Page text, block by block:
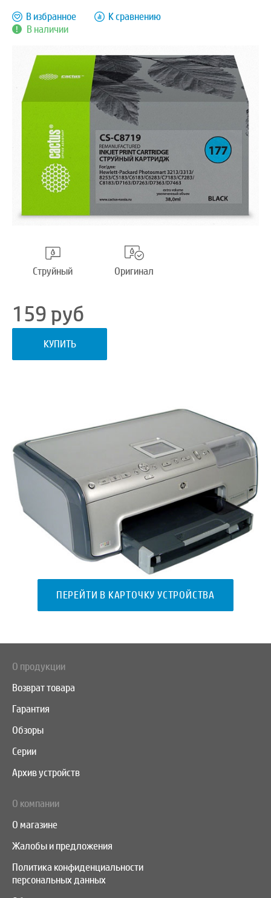
В наличии
В избранное К сравнению
Струйный Оригинал
159руб
КУПИТЬ
ПЕРЕЙТИ В КАРТОЧКУ УСТРОЙСТВА
О продукции
Возврат товара
Гарантия
Обзоры
Серии
Архив устройств
О компании
О магазине
Жалобы и предложения
Политика конфиденциальности
персональных данных